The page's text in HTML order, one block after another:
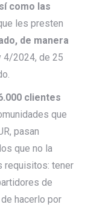
como las
les presten
de manera
4/2024, de 25
clientes
que
pasan
que no la
requisitos: tener
de
hacerlo por